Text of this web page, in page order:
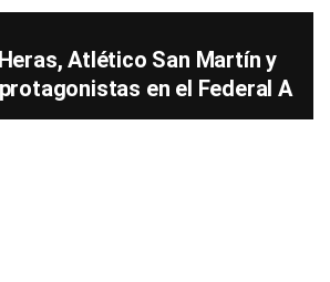
Atlético San Martín y
en el Federal A